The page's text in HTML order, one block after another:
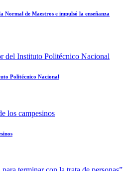
Normal de Maestros e impulsó la enseñanza
Politécnico Nacional